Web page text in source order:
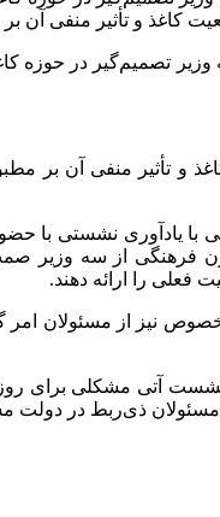
کاغذ و تأثیر منفی آن
در حوزه
و تأثیر منفی آن بر
یادآوری نشستی با
از سه وزیر
را ارائه دهند.
نیز از مسئولان
آتی مشکلی برای
ذی‌ربط در دولت